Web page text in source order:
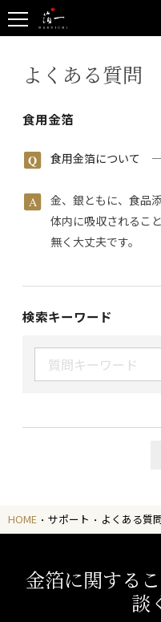
よくある質問
食用金箔
食用金箔について ―
金、銀ともに、食品
体内に吸収されるこ
無く大丈夫です。
検索キーワード
HOME サポート よくある質
金箔に関する
談